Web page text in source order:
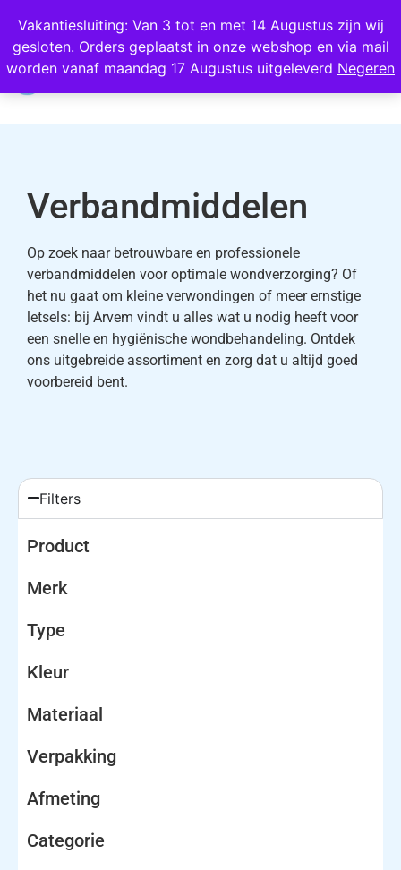
Vakantiesluiting: Van 3 tot en met 14 Augustus zijn wij
gesloten. Orders geplaatst in onze webshop en via mail
worden vanaf maandag 17 Augustus uitgeleverd Negeren
Wij scoren een 4,8 op Google
0
Verbandmiddelen
Op zoek naar betrouwbare en professionele
verbandmiddelen voor optimale wondverzorging? Of
het nu gaat om kleine verwondingen of meer ernstige
letsels: bij Arvem vindt u alles wat u nodig heeft voor
een snelle en hygiënische wondbehandeling. Ontdek
ons uitgebreide assortiment en zorg dat u altijd goed
voorbereid bent.
Filters
Product
Merk
Type
Kleur
Materiaal
Verpakking
Afmeting
Categorie